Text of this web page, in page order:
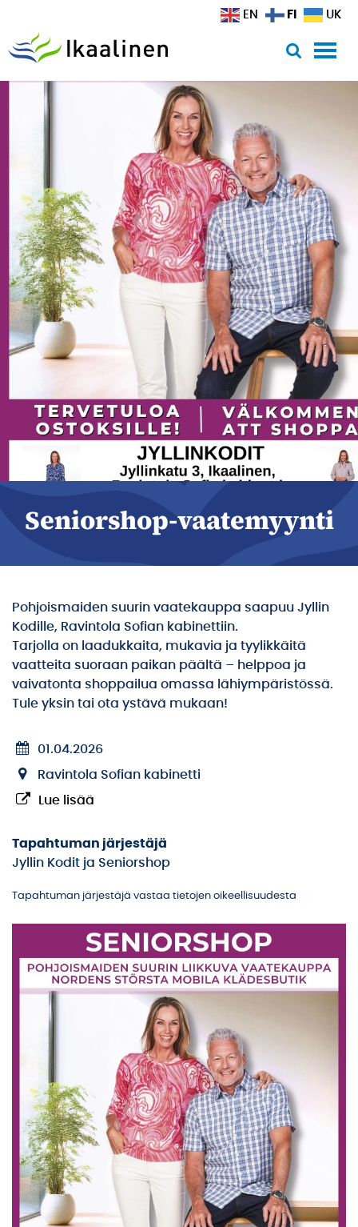
Seniorshop-vaatemyynti
Pohjoismaiden suurin vaatekauppa saapuu Jyllin
Kodille, Ravintola Sofian kabinettiin.
Tarjolla on laadukkaita, mukavia ja tyylikkäitä
vaatteita suoraan paikan päältä – helppoa ja
vaivatonta shoppailua omassa lähiympäristössä.
Tule yksin tai ota ystävä mukaan!
01.04.2026
Ravintola Sofian kabinetti
Lue lisää
Tapahtuman järjestäjä
Jyllin Kodit ja Seniorshop
Tapahtuman järjestäjä vastaa tietojen oikeellisuudesta
EN FI UK